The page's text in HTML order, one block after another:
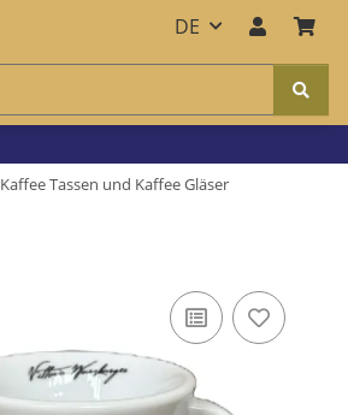
DE
Kaffee Tassen und Kaffee Gläser